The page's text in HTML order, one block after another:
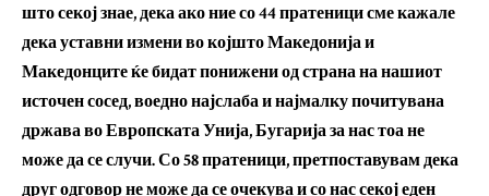
што секој знае, дека ако ние со 44 пратеници сме кажале
дека уставни измени во којшто Македонија и
Македонците ќе бидат понижени од страна на нашиот
источен сосед, воедно најслаба и најмалку почитувана
држава во Европската Унија, Бугарија за нас тоа не
може да се случи. Со 58 пратеници, претпоставувам дека
друг одговор не може да се очекува и со нас секој еден